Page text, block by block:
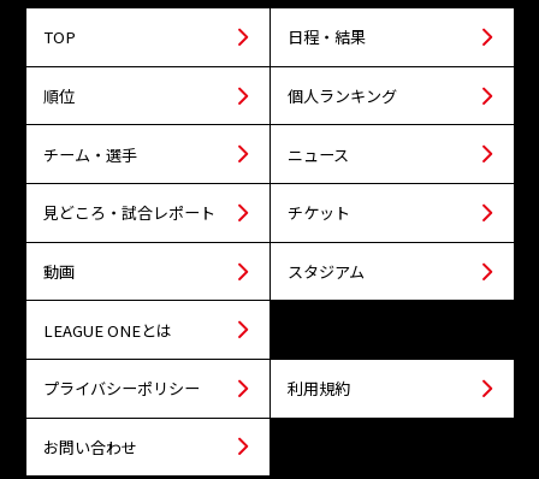
TOP 日程・結果
順位 個人ランキング
チーム・選手 ニュース
見どころ・試合レポート チケット
動画 スタジアム
LEAGUE ONEとは
プライバシーポリシー 利用規約
お問い合わせ